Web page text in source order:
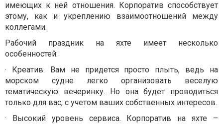
имеющих к ней отношения. Корпоратив способствует
этому, как и укреплению взаимоотношений между
коллегами.
Рабочий праздник на яхте имеет несколько
особенностей:
· Креатив. Вам не придется просто плыть, ведь на
морском судне легко организовать веселую
тематическую вечеринку. Но она будет проводиться
только для вас, с учетом ваших собственных интересов.
· Высокий уровень сервиса. Корпоратив на яхте –